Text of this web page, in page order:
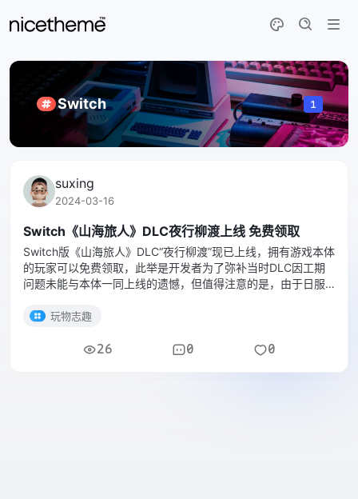
Switch 1
suxing
2024-03-16
Switch《山海旅人》DLC夜行柳渡上线 免费领取
Switch版《山海旅人》DLC“夜行柳渡”现已上线，拥有游戏本体
的玩家可以免费领取，此举是开发者为了弥补当时DLC因工期
问题未能与本体一同上线的遗憾，但值得注意的是，由于日服
周免费领取的时间。 “夜行柳渡”DLC将时针调回到七云的童
玩物志趣
26 0 0